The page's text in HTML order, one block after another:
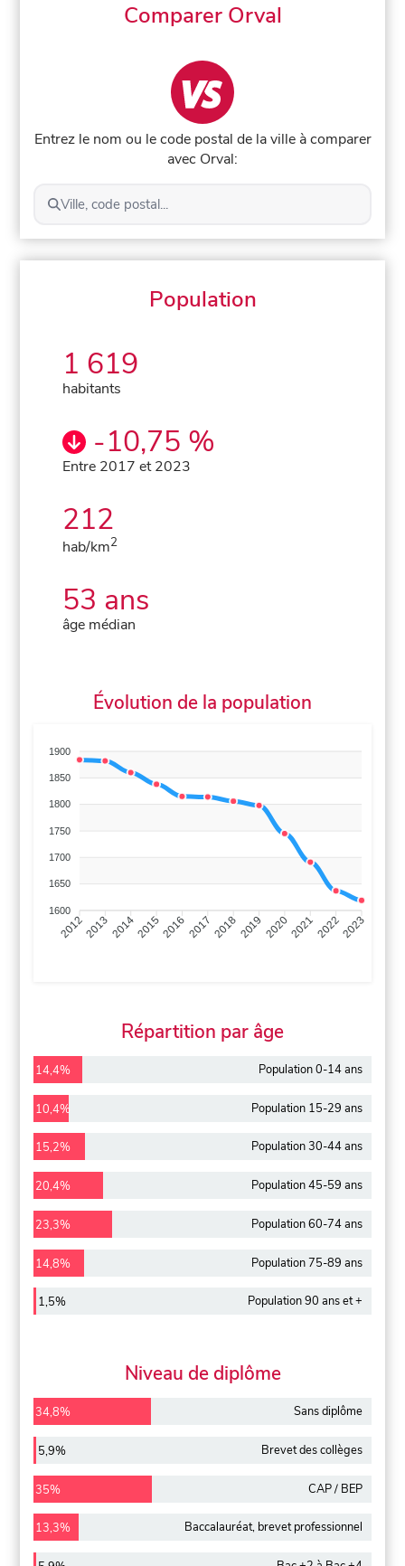
Comparer Orval
Entrez le nom ou le code postal de la ville à comparer
avec Orval:
Ville, code postal...
Population
1 619
habitants
-10,75 %
Entre 2017 et 2023
212
hab/km2
53 ans
âge médian
Évolution de la population
1900
1850
1800
1750
1700
1650
1600
201220132014201520162017 20182019 2020202120222023
Répartition par âge
14,4% Population 0-14 ans
10,4% Population 15-29 ans
15,2% Population 30-44 ans
20,4% Population 45-59 ans
23,3% Population 60-74 ans
14,8% Population 75-89 ans
1,5% Population 90 ans et +
Niveau de diplôme
34,8% Sans diplôme
5,9% Brevet des collèges
35% CAP / BEP
13,3% Baccalauréat, brevet professionnel